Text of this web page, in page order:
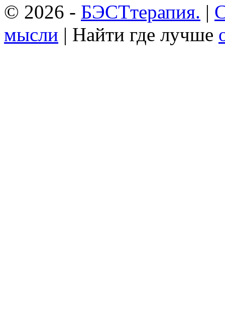
© 2026 - БЭСТтерапия. |
мысли | Найти где лучше